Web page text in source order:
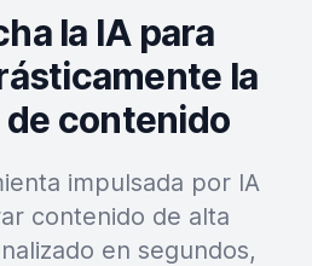
la IA para
la
contenido
impulsada por IA
contenido de alta
en segundos,